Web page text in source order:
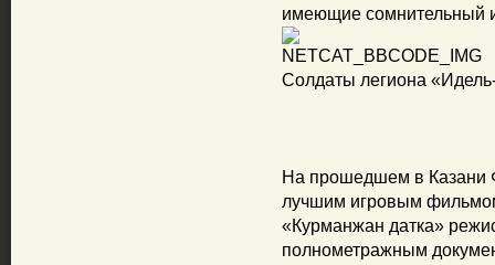
имеющие сомнительный
Солдаты легиона
На прошедшем в Казани
лучшим игровым
«Курманжан датка»
полнометражным